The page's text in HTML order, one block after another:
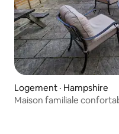
Logement · Hampshire
Maison familiale